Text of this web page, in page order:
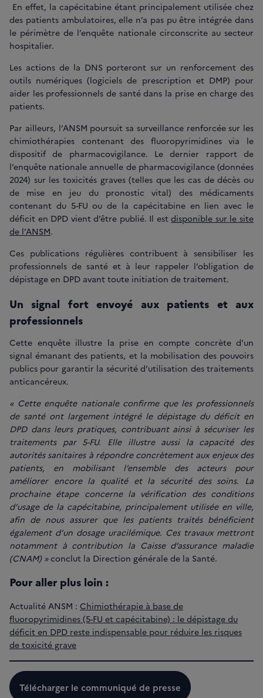
En effet, la capécitabine étant principalement utilisée chez
des patients ambulatoires, elle n’a pas pu être intégrée dans
le périmètre de l’enquête nationale circonscrite au secteur
hospitalier.
Les actions de la DNS porteront sur un renforcement des
outils numériques (logiciels de prescription et DMP) pour
aider les professionnels de santé dans la prise en charge des
patients.
Par ailleurs, l’ANSM poursuit sa surveillance renforcée sur les
chimiothérapies contenant des fluoropyrimidines via le
dispositif de pharmacovigilance. Le dernier rapport de
l’enquête nationale annuelle de pharmacovigilance (données
2024) sur les toxicités graves (telles que les cas de décès ou
de mise en jeu du pronostic vital) des médicaments
contenant du 5-FU ou de la capécitabine en lien avec le
déficit en DPD vient d’être publié. Il estdisponible sur le site
de l’ANSM.
Ces publications régulières contribuent à sensibiliser les
professionnels de santé et à leur rappeler l’obligation de
dépistage en DPD avant toute initiation de traitement.
Un signal fort envoyé aux patients et aux
professionnels
Cette enquête illustre la prise en compte concrète d’un
signal émanant des patients, et la mobilisation des pouvoirs
publics pour garantir la sécurité d’utilisation des traitements
anticancéreux.
« Cette enquête nationale confirme que les professionnels
de santé ont largement intégré le dépistage du déficit en
DPD dans leurs pratiques, contribuant ainsi à sécuriser les
traitements par 5-FU. Elle illustre aussi la capacité des
autorités sanitaires à répondre concrètement aux enjeux des
patients, en mobilisant l’ensemble des acteurs pour
améliorer encore la qualité et la sécurité des soins. La
prochaine étape concerne la vérification des conditions
d’usage de la capécitabine, principalement utilisée en ville,
afin de nous assurer que les patients traités bénéficient
également d’un dosage uracilémique. Ces travaux mettront
notamment à contribution la Caisse d’assurance maladie
(CNAM) »conclut la Direction générale de la Santé.
Pour aller plus loin :
Actualité ANSM : Chimiothérapie à base de
fluoropyrimidines (5-FU et capécitabine) : le dépistage du
déficit en DPD reste indispensable pour réduire les risques
de toxicité grave
Télécharger le communiqué de presse